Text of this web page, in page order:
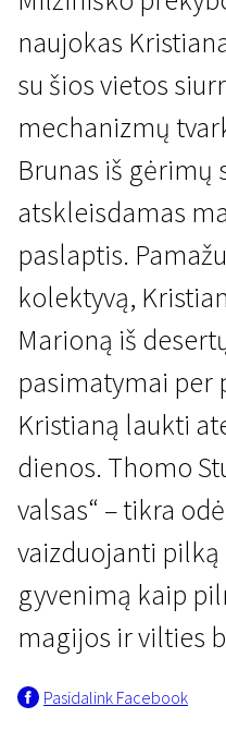
Krautuvų
2 val. 5 min. | Drama
naujokas
su šios vietos
mechanizmų
Brunas iš gėrimų
atskleisdamas
paslaptis.
kolektyvą,
Marioną iš
pasimatymai per
Kristianą laukti
dienos. Thomo
valsas“ – tikra
vaizduojanti
gyvenimą kaip
magijos ir vilties
Pasidalink Facebook